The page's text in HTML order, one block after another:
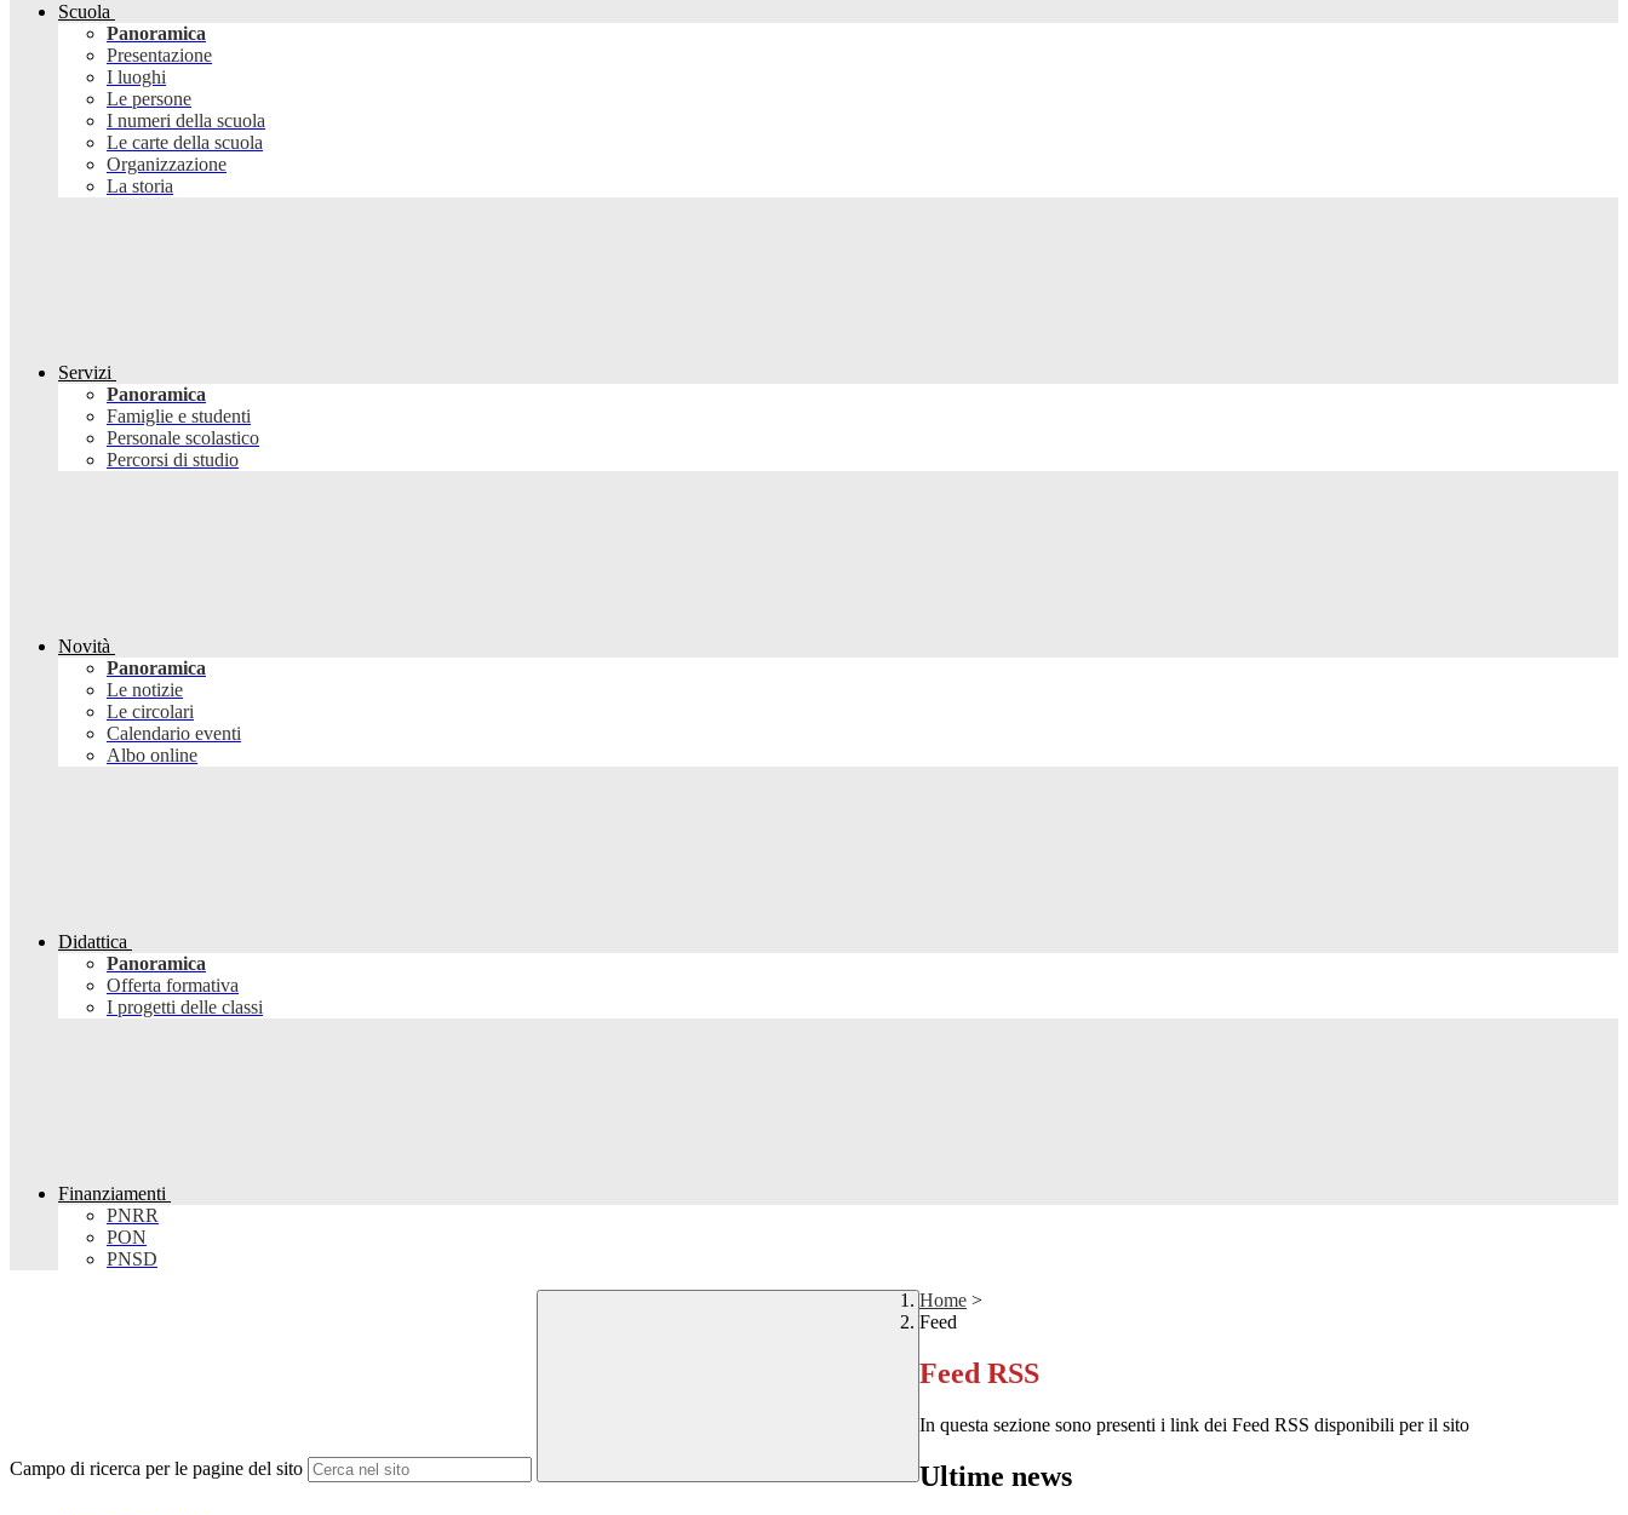
Scuola
Panoramica
Presentazione
I luoghi
Le persone
I numeri della scuola
Le carte della scuola
Organizzazione
La storia
Servizi
Panoramica
Famiglie e studenti
Personale scolastico
Percorsi di studio
Novità
Panoramica
Le notizie
Le circolari
Calendario eventi
Albo online
Didattica
Panoramica
Offerta formativa
I progetti delle classi
Finanziamenti
PNRR
PON
PNSD
Campo di ricerca per le pagine del sito
Home >
Feed
Feed RSS
In questa sezione sono presenti i link dei Feed RSS disponibili per il sito
Ultime news